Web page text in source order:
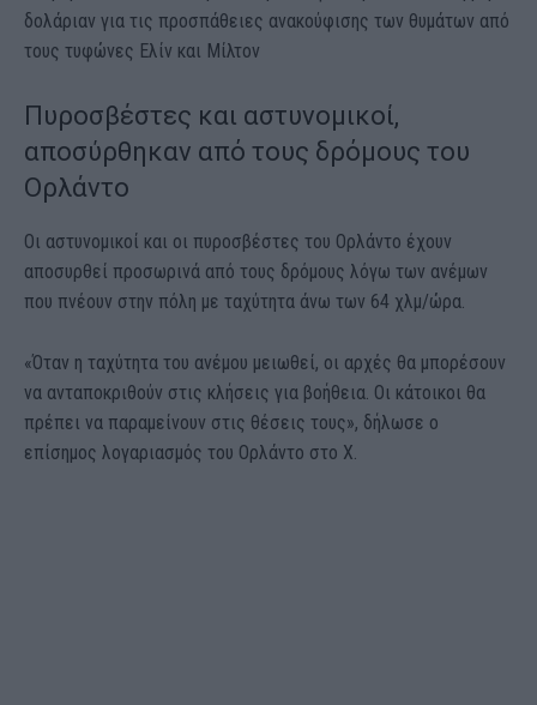
δολάριαν για τις προσπάθειες ανακούφισης των θυμάτων από
τους τυφώνες Ελίν και Μίλτον
Πυροσβέστες και αστυνομικοί,
αποσύρθηκαν από τους δρόμους του
Ορλάντο
Οι αστυνομικοί και οι πυροσβέστες του Ορλάντο έχουν
αποσυρθεί προσωρινά από τους δρόμους λόγω των ανέμων
που πνέουν στην πόλη με ταχύτητα άνω των 64 χλμ/ώρα.
«Όταν η ταχύτητα του ανέμου μειωθεί, οι αρχές θα μπορέσουν
να ανταποκριθούν στις κλήσεις για βοήθεια. Οι κάτοικοι θα
πρέπει να παραμείνουν στις θέσεις τους», δήλωσε o
επίσημος λογαριασμός του Ορλάντο στο X.